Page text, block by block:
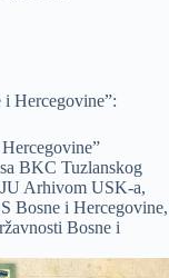
Hercegovine”:
BKC Tuzlanskog
Arhivom USK-a,
Bosne i Hercegovine,
Bosne i